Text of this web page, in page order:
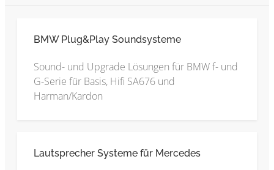
BMW Plug&Play Soundsysteme
Sound- und Upgrade Lösungen für BMW f- und
G-Serie für Basis, Hifi SA676 und
Harman/Kardon
Lautsprecher Systeme für Mercedes